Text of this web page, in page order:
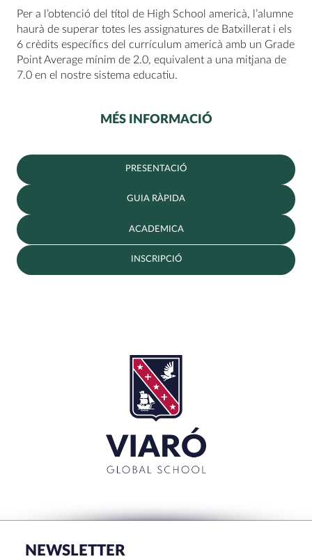
Per a l’obtenció del títol de High School americà, l’alumne
haurà de superar totes les assignatures de Batxillerat i els
6 crèdits específics del currículum americà amb un Grade
Point Average mínim de 2.0, equivalent a una mitjana de
7.0 en el nostre sistema educatiu.
MÉS INFORMACIÓ
PRESENTACIÓ
GUIA RÀPIDA
ACADEMICA
INSCRIPCIÓ
NEWSLETTER